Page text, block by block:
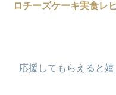
ロチーズケーキ実食レ
応援してもらえると嬉